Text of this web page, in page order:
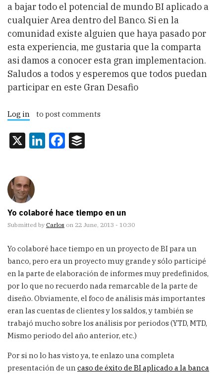
a bajar todo el potencial de mundo BI aplicado a
cualquier Area dentro del Banco. Si en la
comunidad existe alguien que haya pasado por
esta experiencia, me gustaria que la comparta
asi damos a conocer esta gran implementacion.
Saludos a todos y esperemos que todos puedan
participar en este Gran Desafio
Log in to post comments
X LinkedIn
Facebook
Yo colaboré hace tiempo en un
Submitted by Carlos on 22 June, 2013 - 10:30
Yo colaboré hace tiempo en un proyecto de BI para un
banco, pero era un proyecto muy grande y sólo participé
en la parte de elaboración de informes muy predefinidos,
por lo que no recuerdo nada remarcable de la parte de
diseño. Obviamente, el foco de análisis más importantes
eran las cuentas de clientes y los saldos, y también se
trabajó mucho sobre los análisis por periodos (YTD, MTD,
Mismo periodo del año anterior, etc.)
Por si no lo has visto ya, te enlazo una completa
presentación de uncaso de éxito de BI aplicado a la banca